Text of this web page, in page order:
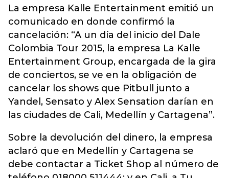
La empresa Kalle Entertainment emitió un
comunicado en donde confirmó la
cancelación: “A un día del inicio del Dale
Colombia Tour 2015, la empresa La Kalle
Entertainment Group, encargada de la gira
de conciertos, se ve en la obligación de
cancelar los shows que Pitbull junto a
Yandel, Sensato y Alex Sensation darían en
las ciudades de Cali, Medellín y Cartagena”.
Sobre la devolución del dinero, la empresa
aclaró que en Medellín y Cartagena se
debe contactar a Ticket Shop al número de